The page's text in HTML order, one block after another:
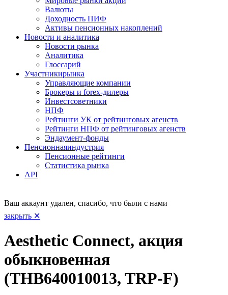
Валюты
Доходность ПИФ
Активы пенсионных накоплений
Новости и аналитика
Новости рынка
Аналитика
Глоссарий
Участникирынка
Управляющие компании
Брокеры и forex-дилеры
Инвестсоветники
НПФ
Рейтинги УК от рейтинговых агенств
Рейтинги НПФ от рейтинговых агенств
Эндаумент-фонды
Пенсионнаяиндустрия
Пенсионные рейтинги
Статистика рынка
API
Ваш аккаунт удален, спасибо, что были с нами
закрыть ✕
Aesthetic Connect, акция
обыкновенная
(THB640010013, TRP-F)